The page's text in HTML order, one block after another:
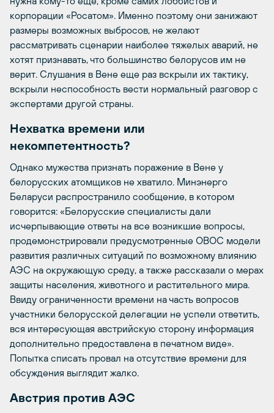
корпорации «Росатом». Именно поэтому они занижают
размеры возможных выбросов, не желают
рассматривать сценарии наиболее тяжелых аварий, не
хотят признавать, что большинство белорусов им не
верит. Слушания в Вене еще раз вскрыли их тактику,
вскрыли неспособность вести нормальный разговор с
экспертами другой страны.
Нехватка времени или
некомпетентность?
Однако мужества признать поражение в Вене у
белорусских атомщиков не хватило. Минэнерго
Беларуси распространило сообщение, в котором
говорится: «Белорусские специалисты дали
исчерпывающие ответы на все возникшие вопросы,
продемонстрировали предусмотренные ОВОС модели
развития различных ситуаций по возможному влиянию
АЭС на окружающую среду, а также рассказали о мерах
защиты населения, животного и растительного мира.
Ввиду ограниченности времени на часть вопросов
участники белорусской делегации не успели ответить,
вся интересующая австрийскую сторону информация
дополнительно предоставлена в печатном виде».
Попытка списать провал на отсутствие времени для
обсуждения выглядит жалко.
Австрия против АЭС